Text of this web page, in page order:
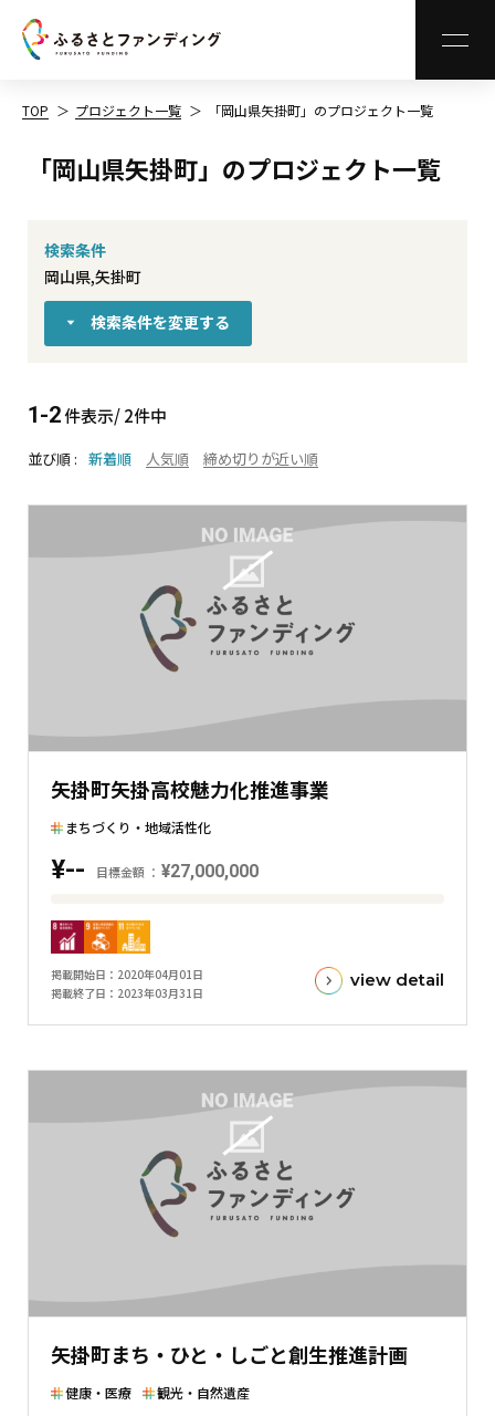
TOP プロジェクト一覧 「岡山県矢掛町」のプロジェクト一覧
「岡山県矢掛町」のプロジェクト一覧
検索条件
岡山県,矢掛町
検索条件を変更する
1-2件表示/ 2件中
並び順 新着順 人気順 締め切りが近い順
矢掛町矢掛高校魅力化推進事業
まちづくり・地域活性化
¥-- 目標金額 ¥27,000,000
標
金
額
在
金
し
横
棒
掲載開始日
2020年04月01日
掲載終了日
2023年03月31日
view detail
矢掛町まち・ひと・しごと創生推進計画
健康・医療 観光・自然遺産